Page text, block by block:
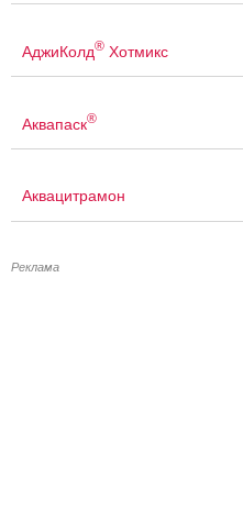
АджиКолд® Хотмикс
Аквапаск®
Аквацитрамон
Реклама